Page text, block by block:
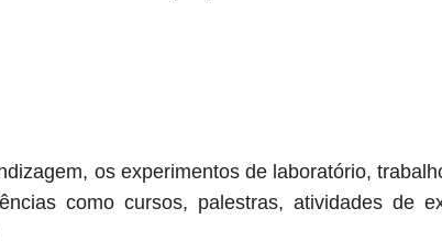
os experimentos de laboratório,
como cursos, palestras, atividades de